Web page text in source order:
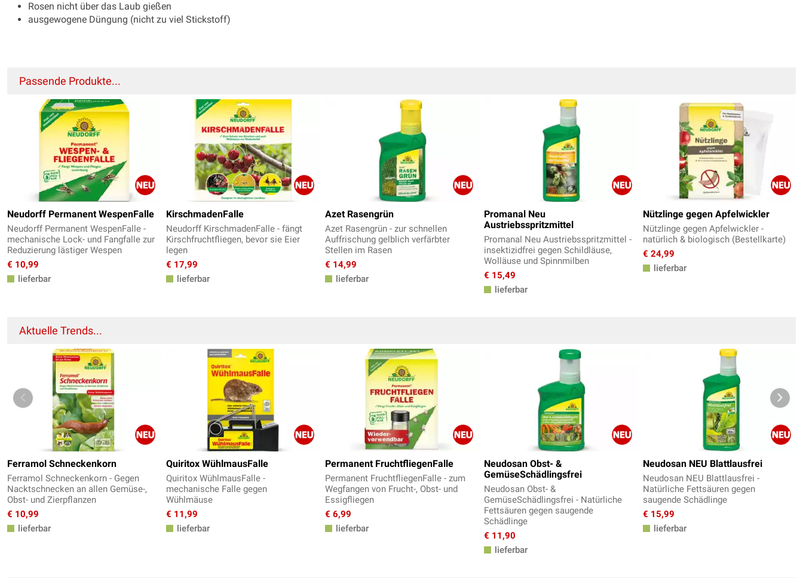
Rosen nicht über das Laub gießen
ausgewogene Düngung (nicht zu viel Stickstoff)
Passende Produkte...
Neudorff Permanent WespenFalle
Neudorff Permanent WespenFalle -
mechanische Lock- und Fangfalle zur
Reduzierung lästiger Wespen
€ 10,99
lieferbar
KirschmadenFalle
Neudorff KirschmadenFalle - fängt
Kirschfruchtfliegen, bevor sie Eier
legen
€ 17,99
lieferbar
Azet Rasengrün
Azet Rasengrün - zur schnellen
Auffrischung gelblich verfärbter
Stellen im Rasen
€ 14,99
lieferbar
Promanal Neu
Austriebsspritzmittel
Promanal Neu Austriebsspritzmittel -
insektizidfrei gegen Schildläuse,
Wolläuse und Spinnmilben
€ 15,49
lieferbar
Nützlinge gegen Apfelwickler
Nützlinge gegen Apfelwickler -
natürlich & biologisch (Bestellkarte)
€ 24,99
lieferbar
Aktuelle Trends...
Ferramol Schneckenkorn
Ferramol Schneckenkorn - Gegen
Nacktschnecken an allen Gemüse-,
Obst- und Zierpflanzen
€ 10,99
lieferbar
Quiritox WühlmausFalle
Quiritox WühlmausFalle -
mechanische Falle gegen
Wühlmäuse
€ 11,99
lieferbar
Permanent FruchtfliegenFalle
Permanent FruchtfliegenFalle - zum
Wegfangen von Frucht-, Obst- und
Essigfliegen
€ 6,99
lieferbar
Neudosan Obst- &
GemüseSchädlingsfrei
Neudosan Obst- &
GemüseSchädlingsfrei - Natürliche
Fettsäuren gegen saugende
Schädlinge
€ 11,90
lieferbar
Neudosan NEU Blattlausfrei
Neudosan NEU Blattlausfrei -
Natürliche Fettsäuren gegen
saugende Schädlinge
€ 15,99
lieferbar